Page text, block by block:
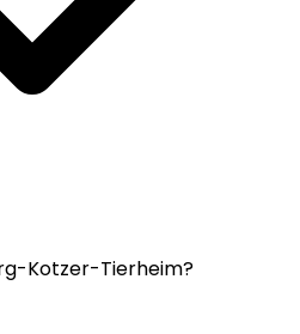
Kotzer-Tierheim?